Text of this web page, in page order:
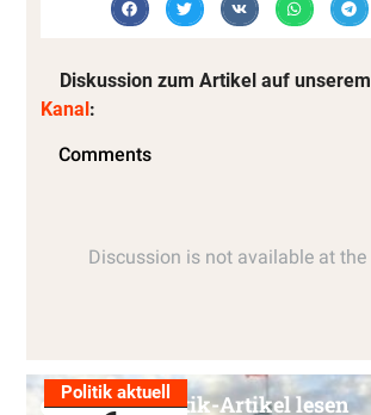
Diskussion zum Artikel auf unserem
Kanal:
Politik aktuell
Alle Politik-Artikel lesen